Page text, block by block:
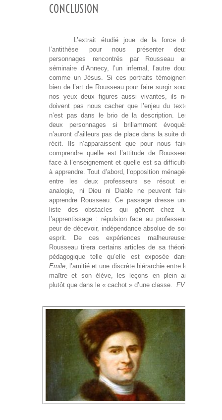
CONCLUSION
L’extrait étudié joue de la force de
l’antithèse pour nous présenter deux
personnages rencontrés par Rousseau au
séminaire d’Annecy, l’un infernal, l’autre doux
comme un Jésus. Si ces portraits témoignent
bien de l’art de Rousseau pour faire surgir sous
nos yeux deux figures aussi vivantes, ils ne
doivent pas nous cacher que l’enjeu du texte
n’est pas dans le brio de la description. Les
deux personnages si brillamment évoqués
n’auront d’ailleurs pas de place dans la suite du
récit. Ils n’apparaissent que pour nous faire
comprendre quelle est l’attitude de Rousseau
face à l’enseignement et quelle est sa difficulté
à apprendre. Tout d’abord, l’opposition ménagée
entre les deux professeurs se résout en
analogie, ni Dieu ni Diable ne peuvent faire
apprendre Rousseau. Ce passage dresse une
liste des obstacles qui gênent chez lui
l’apprentissage : répulsion face au professeur,
peur de décevoir, indépendance absolue de son
esprit. De ces expériences malheureuses
Rousseau tirera certains articles de sa théorie
pédagogique telle qu’elle est exposée dans
Emile , l’amitié et une discrète hiérarchie entre le
maître et son élève, les leçons en plein air
plutôt que dans le « cachot » d’une classe.
FV